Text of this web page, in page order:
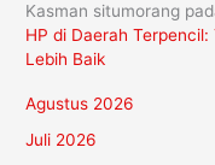
Kasman situmorang
HP di Daerah
Lebih Baik
Agustus 2026
Juli 2026